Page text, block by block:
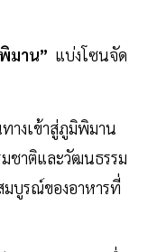
มาน” แบ่งโซนจัด
างเข้าสู่ภูมิพิมาน
ชาติและวัฒนธรรม
บูรณ์ของอาหารที่